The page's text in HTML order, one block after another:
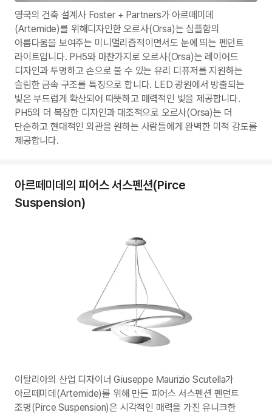
영국의 건축 설계사 Foster + Partners가 아르떼미데
(Artemide)를 위해디자인한 오르사(Orsa)는 심플함의
아름다움을 보여주는 미니멀리즘적이면서도 눈에 띄는 펜던트
라이트입니다. PH5와 마찬가지로 오르사(Orsa)는 레이어드
디자인과 투명하고 손으로 불 수 있는 유리 디퓨저를 지원하는
슬림한 금속 구조를 특징으로 합니다. LED 광원에서 방출되는
빛은 부드럽게 확산되어 따뜻하고 매력적인 빛을 제공합니다.
PH5의 더 복잡한 디자인과 대조적으로 오르사(Orsa)는 더
단순하고 현대적인 외관을 원하는 사람들에게 완벽한 미적 감도를
제공합니다.
아르떼미데의 피어스 서스펜션(Pirce
Suspension)
이탈리아의 산업 디자이너 Giuseppe Maurizio Scutella가
아르떼미데(Artemide)를 위해 만든 피어스 서스펜션 펜던트
조명(Pirce Suspension)은 시각적인 매력을 가진 유니크한